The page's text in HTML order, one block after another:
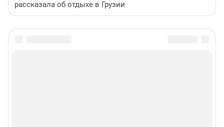
рассказала об отдыхе в Грузии